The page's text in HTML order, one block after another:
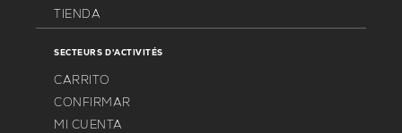
TIENDA
SECTEURS D'ACTIVITÉS
CARRITO
CONFIRMAR
MI CUENTA